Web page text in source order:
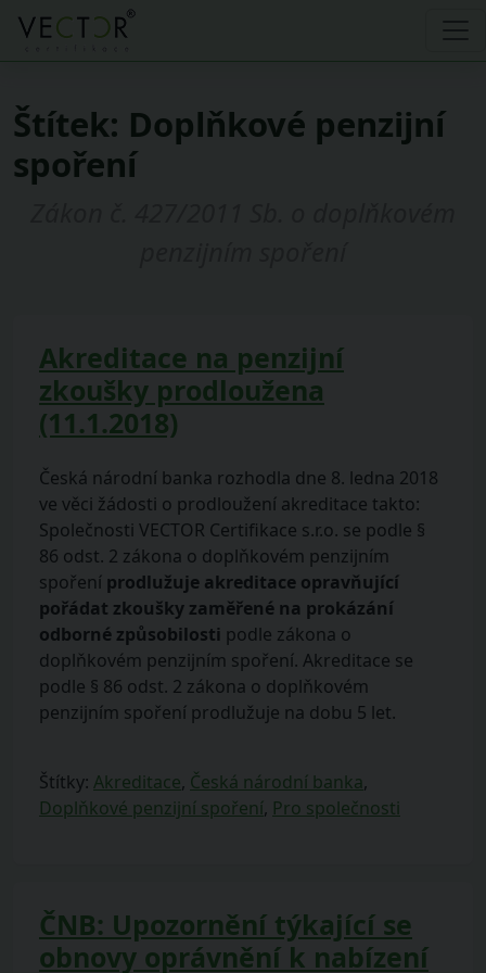
Štítek: Doplňkové penzijní
spoření
Akreditace na penzijní
zkoušky prodloužena
(11.1.2018)
Česká národní banka rozhodla dne 8. ledna 2018
ve věci žádosti o prodloužení akreditace takto:
Společnosti VECTOR Certifikace s.r.o. se podle §
86 odst. 2 zákona o doplňkovém penzijním
spoření prodlužuje akreditace opravňující
pořádat zkoušky zaměřené na prokázání
odborné způsobilosti podle zákona o
doplňkovém penzijním spoření. Akreditace se
podle § 86 odst. 2 zákona o doplňkovém
penzijním spoření prodlužuje na dobu 5 let.
Štítky: Akreditace, Česká národní banka,
Doplňkové penzijní spoření, Pro společnosti
ČNB: Upozornění týkající se
obnovy oprávnění k nabízení